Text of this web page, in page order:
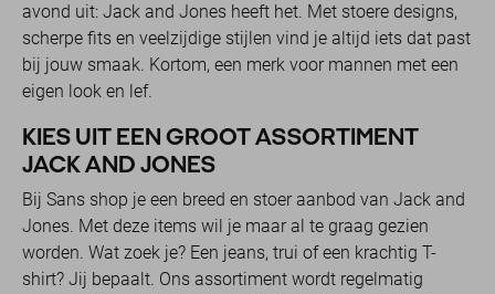
avond uit: Jack and Jones heeft het. Met stoere designs,
scherpe fits en veelzijdige stijlen vind je altijd iets dat past
bij jouw smaak. Kortom, een merk voor mannen met een
eigen look en lef.
KIES UIT EEN GROOT ASSORTIMENT
JACK AND JONES
Bij Sans shop je een breed en stoer aanbod van Jack and
Jones. Met deze items wil je maar al te graag gezien
worden. Wat zoek je? Een jeans, trui of een krachtig T-
shirt? Jij bepaalt. Ons assortiment wordt regelmatig